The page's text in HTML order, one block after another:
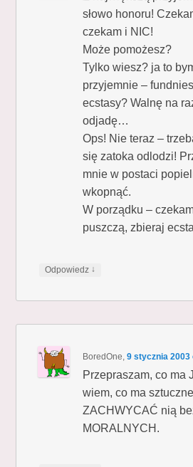
słowo honoru!
czekam i NIC!
Może pomożesz?
Tylko wiesz? ja to
przyjemnie –
ecstasy? Walnę na
odjadę…
Ops! Nie teraz –
się zatoka odlodzi!
mnie w postaci
wkopnąć.
W porządku –
puszczą, zbieraj
Odpowiedz ↓
BoredOne,9 stycznia 2003
Przepraszam, co ma
wiem, co ma
ZACHWYCAĆ nią
MORALNYCH.